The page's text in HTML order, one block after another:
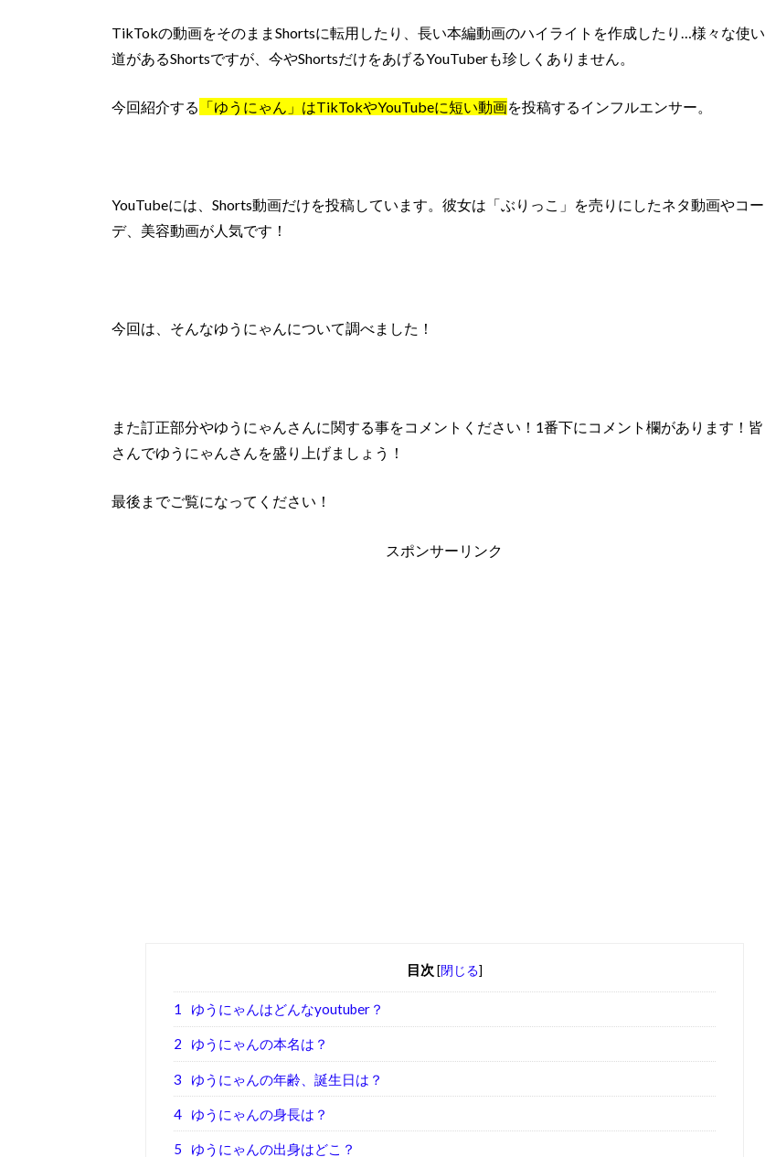
TikTokの動画をそのままShortsに転用したり、長い本編動画のハイライトを作成したり…様々な使い
道があるShortsですが、今やShortsだけをあげるYouTuberも珍しくありません。
今回紹介する 「ゆうにゃん」はTikTokやYouTubeに短い動画を投稿するインフルエンサー。
YouTubeには、Shorts動画だけを投稿しています。彼女は「ぶりっこ」を売りにしたネタ動画やコー
デ、美容動画が人気です！
今回は、そんなゆうにゃんについて調べました！
また訂正部分やゆうにゃんさんに関する事をコメントください！1番下にコメント欄があります！皆
さんでゆうにゃんさんを盛り上げましょう！
最後までご覧になってください！
スポンサーリンク
目次 [閉じる]
1 ゆうにゃんはどんなyoutuber？
2 ゆうにゃんの本名は？
3 ゆうにゃんの年齢、誕生日は？
4 ゆうにゃんの身長は？
5 ゆうにゃんの出身はどこ？